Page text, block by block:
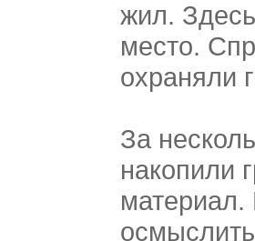
жил.
место.
охраняли
За
накопили
материал.